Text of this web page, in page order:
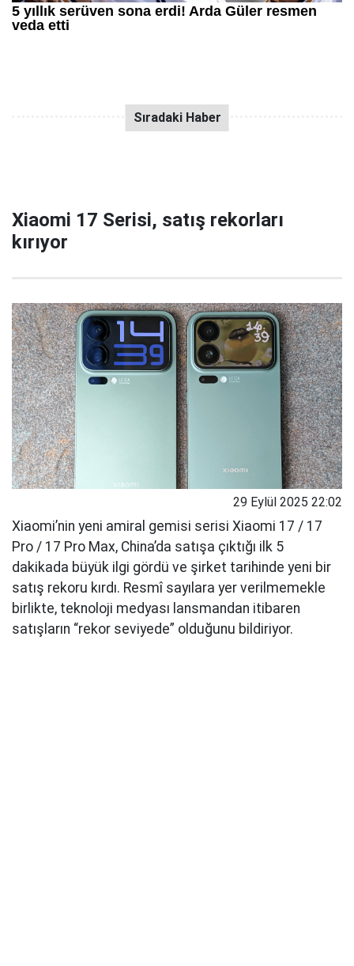
Xiaomi 17 Serisi, satış rekorları
kırıyor
29 Eylül 2025 22:02
Xiaomi’nin yeni amiral gemisi serisi Xiaomi 17 / 17
Pro / 17 Pro Max, China’da satışa çıktığı ilk 5
dakikada büyük ilgi gördü ve şirket tarihinde yeni bir
satış rekoru kırdı. Resmî sayılara yer verilmemekle
birlikte, teknoloji medyası lansmandan itibaren
satışların “rekor seviyede” olduğunu bildiriyor.